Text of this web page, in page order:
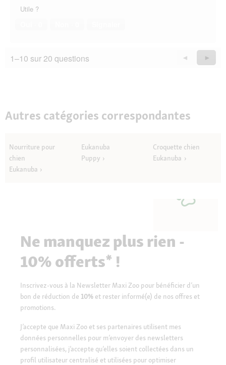
Utile ?
1–10 sur 20 questions
Précédent
Questions
◄ ►
Autres catégories correspondantes
Nourriture pour
chien
Eukanuba
Eukanuba
Puppy
Croquette chien
Eukanuba
Ne manquez plus rien -
10% offerts* !
Inscrivez-vous à la Newsletter Maxi Zoo pour bénéficier d’un
bon de réduction de 10% et rester informé(e) de nos offres et
promotions.
J’accepte que Maxi Zoo et ses partenaires utilisent mes
données personnelles pour m’envoyer des newsletters
personnalisées, j’accepte qu’elles soient collectées dans un
profil utilisateur centralisé et utilisées pour optimiser